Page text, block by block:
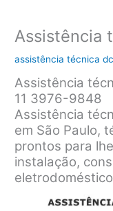
Assistência
assistência técnica
Assistência
11 3976-9848
Assistência
em São Paulo,
prontos para
instalação,